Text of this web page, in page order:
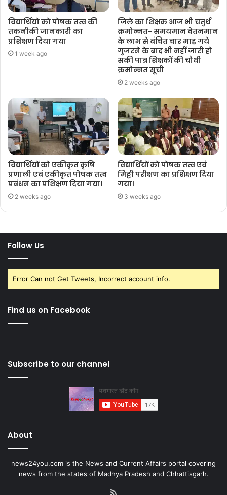
विद्यार्थियो को पोषक तत्व की
तकनीकी जानकारी का
प्रशिक्षण दिया गया
1 week ago
जिले का शिक्षक आज भी चतुर्थ
क्रमोन्नत- समयमान वेतनमान
के लाभ से वंचित चार माह गये
गुजरने के बाद भी नहीं जारी हो
सकी पात्र शिक्षकों की चौथी
क्रमोन्नत सूची
2 weeks ago
विद्यार्थियों को एकीकृत कृषि
प्रणाली एवं एकीकृत पोषक तत्व
प्रबंधन का प्रशिक्षण दिया गया।
2 weeks ago
विद्यार्थियों को पोषक तत्व एवं
मिट्टी परीक्षण का प्रशिक्षण दिया
गया।
3 weeks ago
Follow Us
Error Can not Get Tweets, Incorrect account info.
Find us on Facebook
Subscribe to our channel
About
news24you.com is the News and Current Affairs portal covering
news from the states of Madhya Pradesh and Chhattisgarh.
RSS